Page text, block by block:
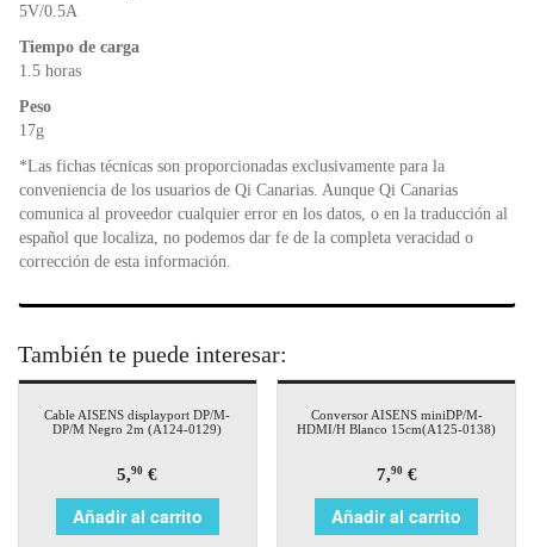
5V/0.5A
Tiempo de carga
1.5 horas
Peso
17g
*Las fichas técnicas son proporcionadas exclusivamente para la
conveniencia de los usuarios de Qi Canarias. Aunque Qi Canarias
comunica al proveedor cualquier error en los datos, o en la traducción al
español que localiza, no podemos dar fe de la completa veracidad o
corrección de esta información.
También te puede interesar:
Cable AISENS displayport DP/M-
DP/M Negro 2m (A124-0129)
5,90 €
Añadir al carrito
Conversor AISENS miniDP/M-
HDMI/H Blanco 15cm(A125-0138)
7,90€
Añadir al carrito